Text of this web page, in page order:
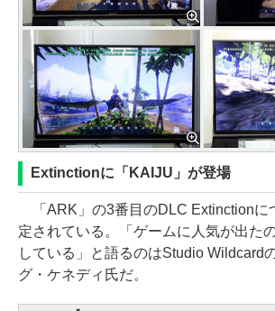
Extinctionに「KAIJU」が登場
「ARK」の3番目のDLC Extinctionに
定されている。「ゲームに人気が出た
している」と語るのはStudio Wildcard
グ・ケネディ氏だ。